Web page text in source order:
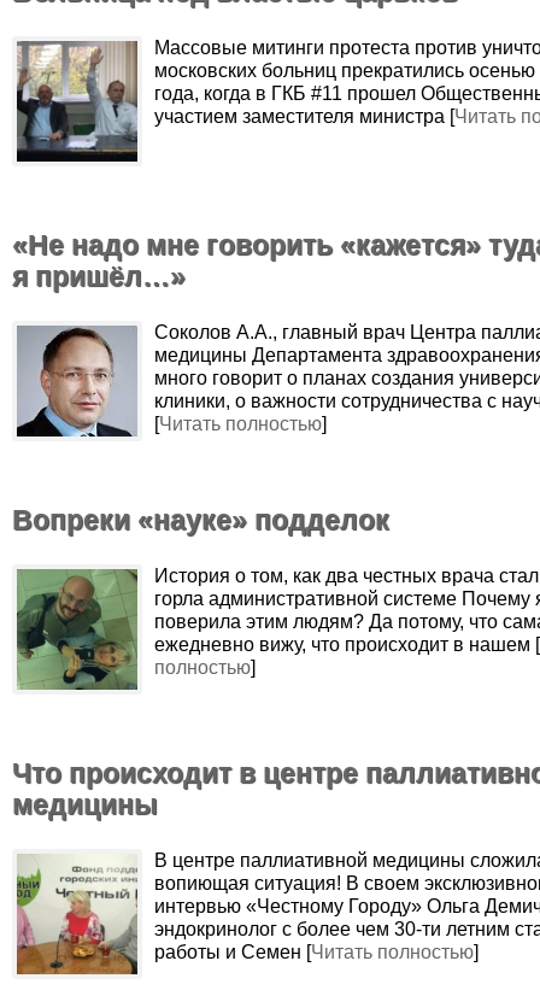
Массовые митинги протеста против
московских больниц прекратились
года, когда в ГКБ #11 прошел
участием заместителя министра [Читать
«Не надо мне говорить «кажется»
я пришёл…»
Соколов А.А., главный врач Центра
медицины Департамента
много говорит о планах создания
клиники, о важности сотрудничества с
[Читать полностью]
Вопреки «науке» подделок
История о том, как два честных врача
горла административной системе Почему
поверила этим людям? Да потому, что
ежедневно вижу, что происходит в нашем [
полностью]
Что происходит в центре
медицины
В центре паллиативной медицины
вопиющая ситуация! В своем
интервью «Честному Городу» Ольга
эндокринолог с более чем 30-ти летним
работы и Семен [Читать полностью]